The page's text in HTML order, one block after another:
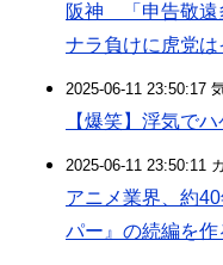
阪神 「申告敬遠
ナラ負けに虎党
2025-06-11 23:50:17
【爆笑】浮気で
2025-06-11 23:50:11
アニメ業界、約
パー』の続編を作